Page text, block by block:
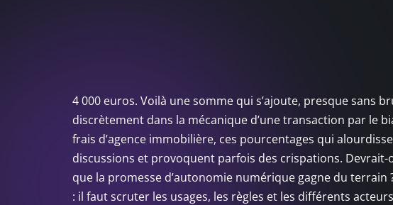
4 000 euros. Voilà une somme qui s’ajoute, presque sans
discrètement dans la mécanique d’une transaction par le
frais d’agence immobilière, ces pourcentages qui
discussions et provoquent parfois des crispations.
que la promesse d’autonomie numérique gagne du
: il faut scruter les usages, les règles et les différents